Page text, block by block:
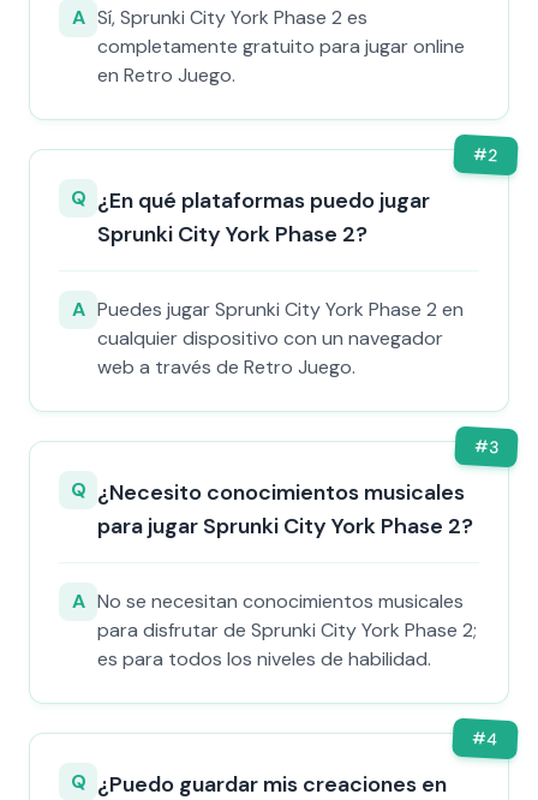
A Sí, Sprunki City York Phase 2 es
completamente gratuito para jugar online
en Retro Juego.
#2
Q ¿En qué plataformas puedo jugar
Sprunki City York Phase 2?
A Puedes jugar Sprunki City York Phase 2 en
cualquier dispositivo con un navegador
web a través de Retro Juego.
#3
Q ¿Necesito conocimientos musicales
para jugar Sprunki City York Phase 2?
A No se necesitan conocimientos musicales
para disfrutar de Sprunki City York Phase 2;
es para todos los niveles de habilidad.
#4
Q ¿Puedo guardar mis creaciones en